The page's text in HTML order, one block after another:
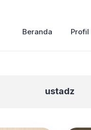
Beranda Profil
ustadz